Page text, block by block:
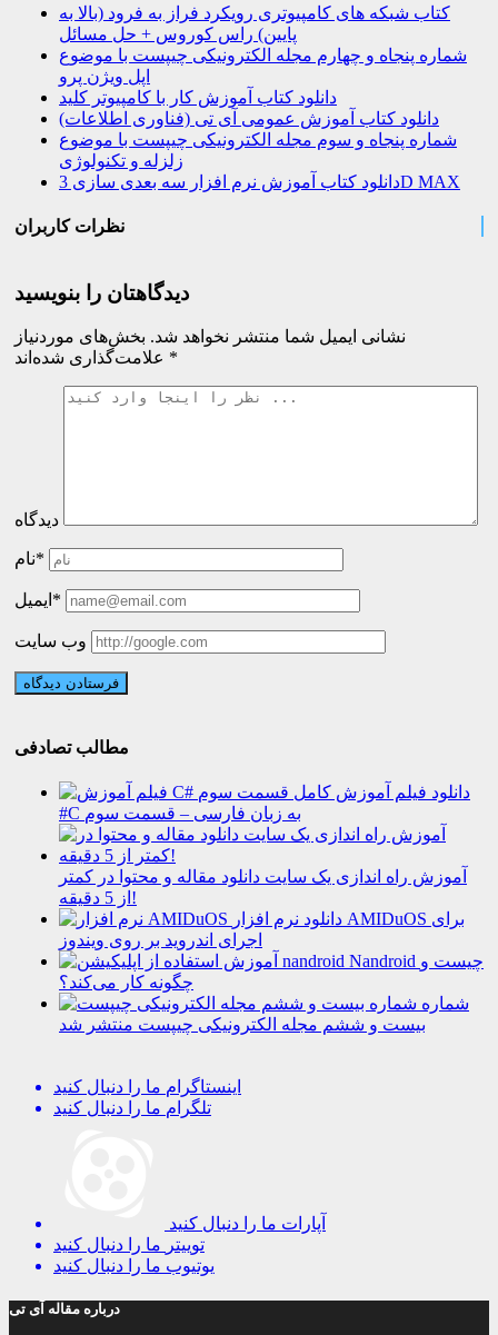
کتاب شبکه های کامپیوتری رویکرد فراز به فرود (بالا به
پایین) راس کوروس + حل مسائل
شماره پنجاه و چهارم مجله الکترونیکی چیپست با موضوع
اپل ویژن پرو
دانلود کتاب آموزش کار با کامپیوتر کلید
دانلود کتاب آموزش عمومی آی تی (فناوری اطلاعات)
شماره پنجاه و سوم مجله الکترونیکی چیپست با موضوع
زلزله و تکنولوژی
دانلود کتاب آموزش نرم افزار سه بعدی سازی 3D MAX
نظرات کاربران
دیدگاهتان را بنویسید
نشانی ایمیل شما منتشر نخواهد شد. بخش‌های موردنیاز
*
دیدگاه
نام*
ایمیل*
وب سایت
مطالب تصادفی
دانلود فیلم آموزش کامل
#C به زبان فارسی – قسمت سوم
آموزش راه اندازی یک سایت دانلود مقاله و محتوا در کمتر
از 5 دقیقه!
دانلود نرم افزار AMIDuOS برای
اجرای اندروید بر روی ویندوز
Nandroid چیست و
چگونه کار می‌کند؟
شماره
بیست و ششم مجله الکترونیکی چیپست منتشر شد
اینستاگرام ما را دنبال کنید
تلگرام ما را دنبال کنید
آپارات ما را دنبال کنید
توییتر ما را دنبال کنید
یوتیوب ما را دنبال کنید
درباره مقاله آی تی